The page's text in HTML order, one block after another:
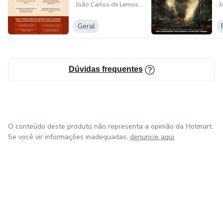
João Carlos de Lemos júnior
Geral
Dúvidas frequentes
O conteúdo deste produto não representa a opinião da Hotmart.
Se você vir informações inadequadas, denuncie aqui